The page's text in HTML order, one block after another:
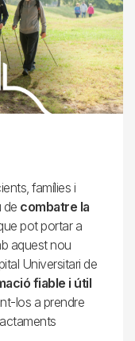
famílies i
de combatre la
pot portar a
aquest nou
Universitari de
fiable i útil
los a prendre